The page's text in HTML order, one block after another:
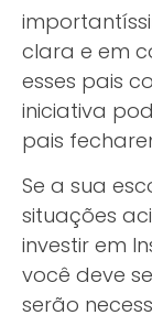
clara e em
esses pais
iniciativa
pais
Se a sua
situações
investir em
você deve
serão